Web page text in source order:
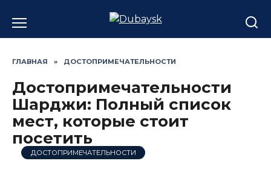
содержанию
ГЛАВНАЯ » ДОСТОПРИМЕЧАТЕЛЬНОСТИ
Достопримечательности
Шарджи: Полный список
мест, которые стоит
посетить
ДОСТОПРИМЕЧАТЕЛЬНОСТИ